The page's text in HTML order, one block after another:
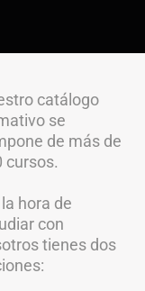
catálogo
se
de más de
cursos.
hora de
con
tienes dos